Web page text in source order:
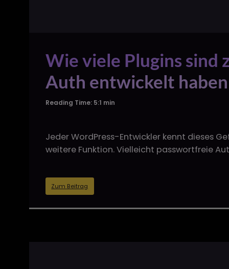
Wie viele Plugins sind
Auth entwickelt haben
Reading Time: 5:1 min
Jeder WordPress-Entwickler kennt dieses
weitere Funktion. Vielleicht passwortfreie
Zum Beitrag